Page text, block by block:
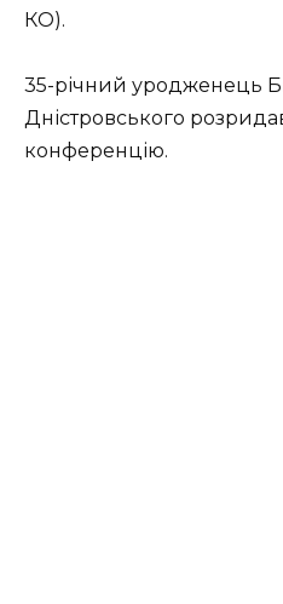
КО).
35-річний уродженець
Дністровського
конференцію.